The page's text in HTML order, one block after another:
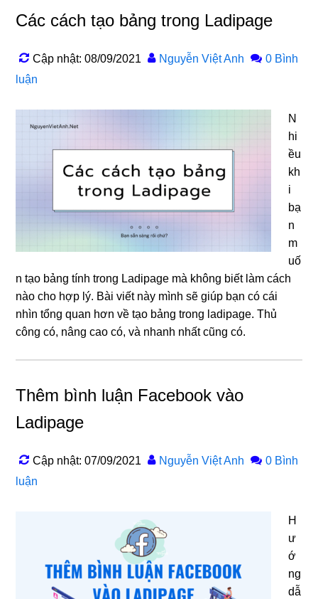
Các cách tạo bảng trong Ladipage
Cập nhật: 08/09/2021 Nguyễn Việt Anh
0 Bình
luận
N
hi
ều
kh
i
bạ
n
m
uố
n tạo bảng tính trong Ladipage mà không biết làm cách
nào cho hợp lý. Bài viết này mình sẽ giúp bạn có cái
nhìn tổng quan hơn về tạo bảng trong ladipage. Thủ
công có, nâng cao có, và nhanh nhất cũng có.
Thêm bình luận Facebook vào
Ladipage
Cập nhật: 07/09/2021 Nguyễn Việt Anh
0 Bình
luận
H
ư
ớ
ng
dẫ